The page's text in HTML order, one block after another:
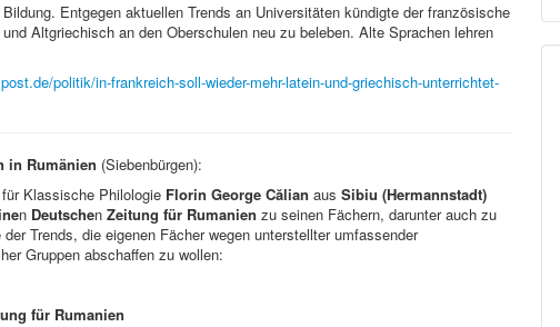
Entgegen aktuellen Trends an Universitäten kündigte der französische
Altgriechisch an den Oberschulen neu zu beleben. Alte Sprachen lehren
politik/in-frankreich-soll-wieder-mehr-latein-und-griechisch-unterrichtet-
in Rumänien (Siebenbürgen):
Klassische Philologie Florin George Călian aus Sibiu (Hermannstadt)
n Deutschen Zeitung für Rumanien zu seinen Fächern, darunter auch zu
Trends, die eigenen Fächer wegen unterstellter umfassender
Gruppen abschaffen zu wollen:
für Rumanien